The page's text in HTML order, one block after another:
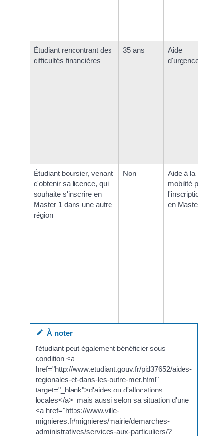
Étudiant rencontrant des
difficultés financières
35 ans
Aide
d'urgence
Étudiant boursier, venant
d'obtenir sa licence, qui
souhaite s'inscrire en
Master 1 dans une autre
région
Non
Aide à la
mobilité pour
l'inscription
en Master 1
À noter
l'étudiant peut également bénéficier sous
condition <a
href="http://www.etudiant.gouv.fr/pid37652/aides-
regionales-et-dans-les-outre-mer.html"
target="_blank">d'aides ou d'allocations
locales</a>, mais aussi selon sa situation d'une
<a href="https://www.ville-
mignieres.fr/mignieres/mairie/demarches-
administratives/services-aux-particuliers/?